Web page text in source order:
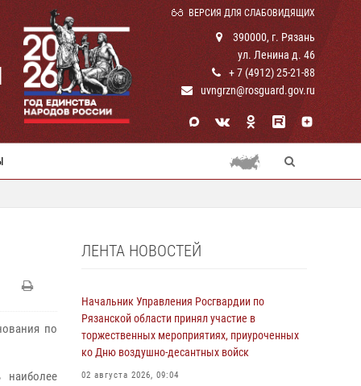
ВЕРСИЯ ДЛЯ СЛАБОВИДЯЩИХ
390000, г. Рязань
ул. Ленина д. 46
+ 7 (4912) 25-21-88
uvngrzn@rosguard.gov.ru
по
наиболее
ЛЕНТА НОВОСТЕЙ
Начальник Управления Росгвардии по
Рязанской области принял участие в
торжественных мероприятиях, приуроченных
ко Дню воздушно-десантных войск
02 августа 2026, 09:04